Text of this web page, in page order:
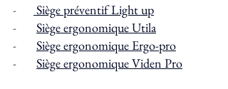
-
Siège préventif Light up
- Siège ergonomique Utila
- Siège ergonomique Ergo-pro
- Siège ergonomique Viden Pro